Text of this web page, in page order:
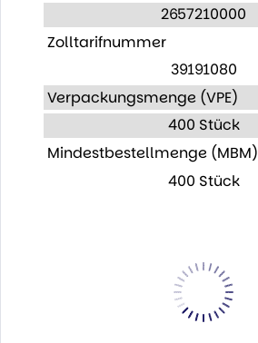
2657210000
Zolltarifnummer
39191080
Verpackungsmenge (VPE)
400 Stück
Mindestbestellmenge (MBM)
400 Stück